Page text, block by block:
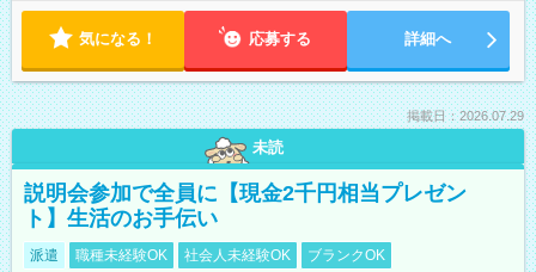
気になる！ 応募する 詳細へ
掲載日：2026.07.29
未読
説明会参加で全員に【現金2千円相当プレゼン
ト】生活のお手伝い
派遣 職種未経験OK 社会人未経験OK
ブランクOK